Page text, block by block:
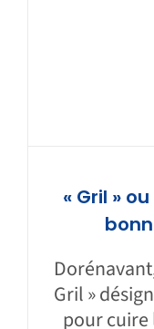
« Gril »
Gril »
pour cuire